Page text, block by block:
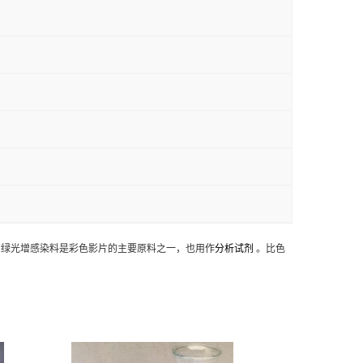
光增感染料是彩色影片的主要原料之一，也用作分析试剂 。比色